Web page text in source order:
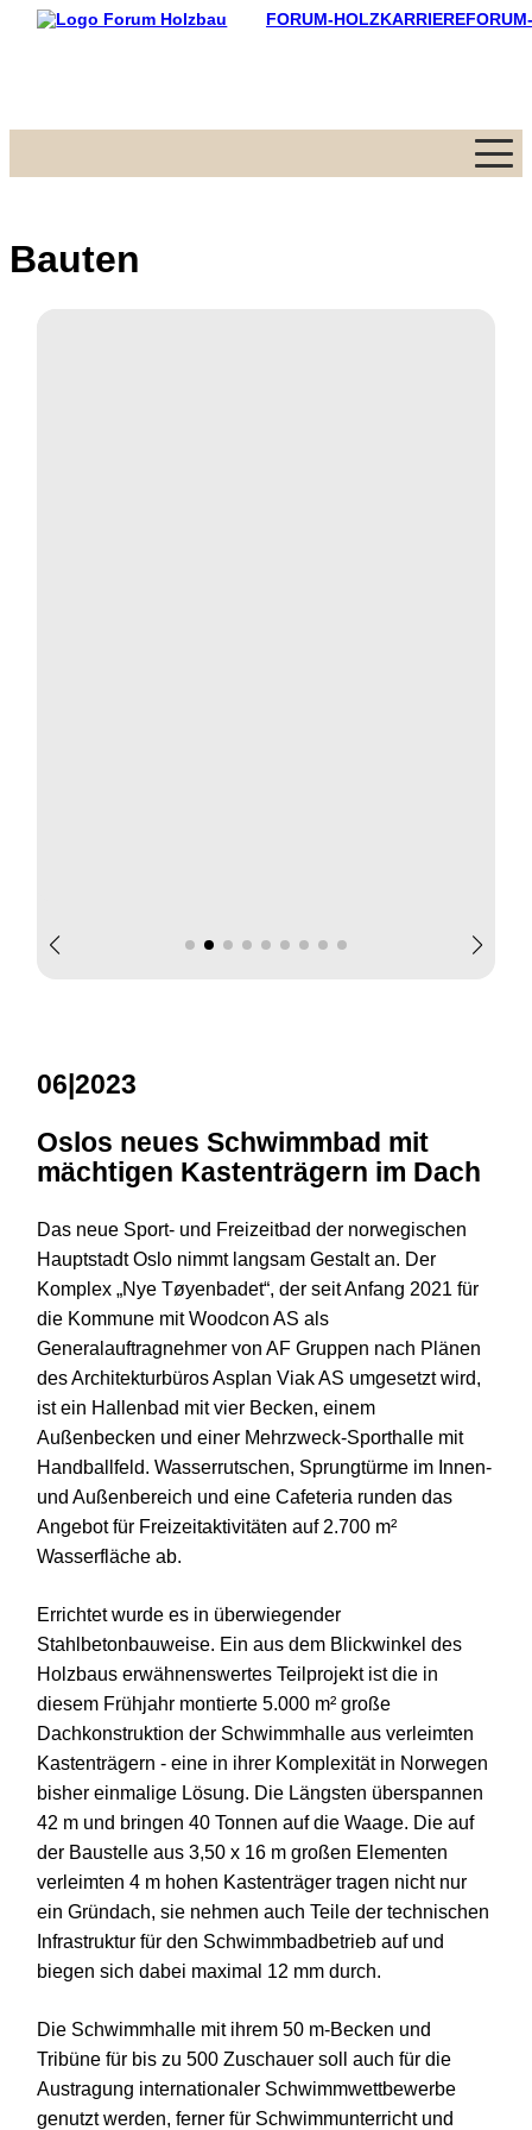
FORUM-HOLZKARRIERE
Menü
Bauten
06|2023
Oslos neues Schwimmbad mit
mächtigen Kastenträgern im Dach
Das neue Sport- und Freizeitbad der norwegischen
Hauptstadt Oslo nimmt langsam Gestalt an. Der
Komplex „Nye Tøyenbadet“, der seit Anfang 2021 für
die Kommune mit Woodcon AS als
Generalauftragnehmer von AF Gruppen nach Plänen
des Architekturbüros Asplan Viak AS umgesetzt wird,
ist ein Hallenbad mit vier Becken, einem
Außenbecken und einer Mehrzweck-Sporthalle mit
Handballfeld. Wasserrutschen, Sprungtürme im Innen-
und Außenbereich und eine Cafeteria runden das
Angebot für Freizeitaktivitäten auf 2.700 m²
Wasserfläche ab.
Errichtet wurde es in überwiegender
Stahlbetonbauweise. Ein aus dem Blickwinkel des
Holzbaus erwähnenswertes Teilprojekt ist die in
diesem Frühjahr montierte 5.000 m² große
Dachkonstruktion der Schwimmhalle aus verleimten
Kastenträgern - eine in ihrer Komplexität in Norwegen
bisher einmalige Lösung. Die Längsten überspannen
42 m und bringen 40 Tonnen auf die Waage. Die auf
der Baustelle aus 3,50 x 16 m großen Elementen
verleimten 4 m hohen Kastenträger tragen nicht nur
ein Gründach, sie nehmen auch Teile der technischen
Infrastruktur für den Schwimmbadbetrieb auf und
biegen sich dabei maximal 12 mm durch.
Die Schwimmhalle mit ihrem 50 m-Becken und
Tribüne für bis zu 500 Zuschauer soll auch für die
Austragung internationaler Schwimmwettbewerbe
genutzt werden, ferner für Schwimmunterricht und